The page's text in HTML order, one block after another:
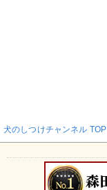
犬のしつけチャンネル TOP